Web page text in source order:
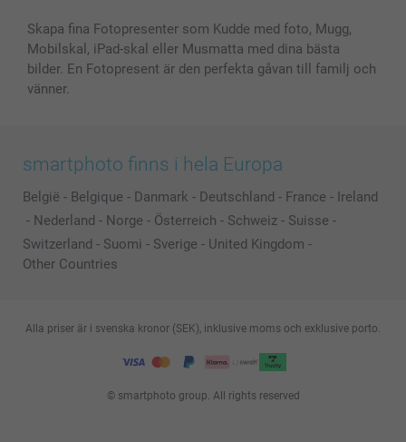
Skapa fina Fotopresenter som Kudde med foto, Mugg,
Mobilskal, iPad-skal eller Musmatta med dina bästa
bilder. En Fotopresent är den perfekta gåvan till familj och
vänner.
smartphoto finns i hela Europa
België - Belgique - Danmark - Deutschland - France - Ireland
- Nederland - Norge - Österreich - Schweiz - Suisse -
Switzerland - Suomi - Sverige - United Kingdom -
Other Countries
© smartphoto group. All rights reserved
Alla priser är i svenska kronor (SEK), inklusive moms och exklusive porto.